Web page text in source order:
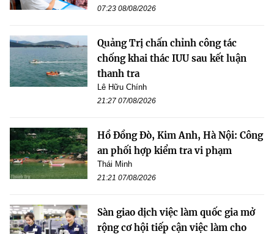
07:23 08/08/2026
Quảng Trị chấn chỉnh công tác
chống khai thác IUU sau kết luận
thanh tra
Lê Hữu Chính
21:27 07/08/2026
Hồ Đồng Đò, Kim Anh, Hà Nội: Công
an phối hợp kiểm tra vi phạm
Thái Minh
21:21 07/08/2026
Sàn giao dịch việc làm quốc gia mở
rộng cơ hội tiếp cận việc làm cho